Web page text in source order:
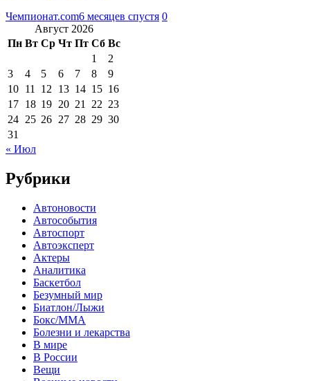
Чемпионат.com6 месяцев спустя 0
Август 2026
Пн Вт Ср Чт Пт Сб Вс
1
2
3
4 5 6 7 8
9
10 11 12 13 14 15 16
17 18 19 20 21 22 23
24 25 26 27 28 29 30
31
« Июл
Рубрики
Автоновости
Автособытия
Автоспорт
Автоэксперт
Актеры
Аналитика
Баскетбол
Безумный мир
Биатлон/Лыжи
Бокс/MMA
Болезни и лекарства
В мире
В России
Вещи